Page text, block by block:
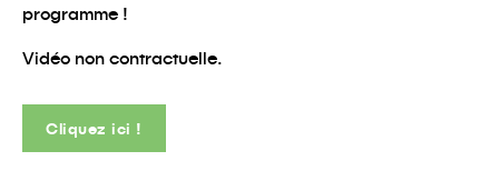
programme !
Vidéo non contractuelle.
Cliquez ici !